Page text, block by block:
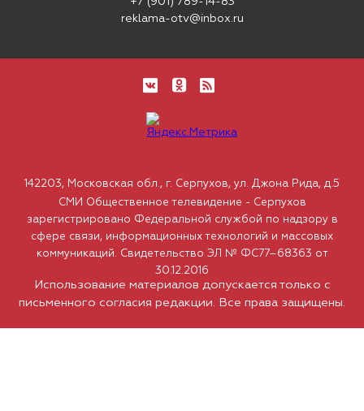
reklama-otv@inbox.ru
Использование материалов допускается только с
письменного согласия редакции. Все права защищены.
142203, Московская обл., г. Серпухов, ул. Джона Рида, д.5
СМИ Общественное телевидение - Серпухов
зарегистрировано Федеральной службой по надзору в
сфере связи, информационных технологий и массовых
коммуникаций. Свидетельство ЭЛ № ФС77–68363 от
30.12.2016